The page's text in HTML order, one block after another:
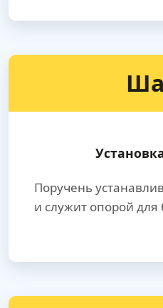
Поручень
и служит опорой для